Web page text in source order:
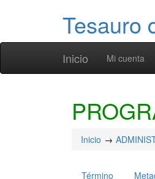
Tesauro
Inicio Mi cuenta
Inicio
Término